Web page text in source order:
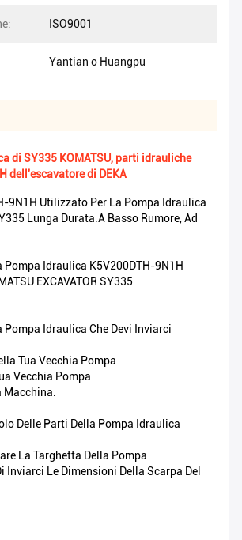
ISO9001
Yantian o Huangpu
di SY335 KOMATSU, parti idrauliche
dell'escavatore di DEKA
9N1H Utilizzato Per La Pompa Idraulica
Lunga Durata.A Basso Rumore, Ad
Pompa Idraulica K5V200DTH-9N1H
EXCAVATOR SY335
Pompa Idraulica Che Devi Inviarci
Tua Vecchia Pompa
Vecchia Pompa
Macchina.
Delle Parti Della Pompa Idraulica
La Targhetta Della Pompa
Inviarci Le Dimensioni Della Scarpa Del